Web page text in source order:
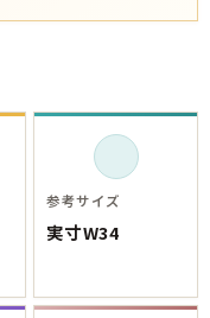
参考サイズ
実寸W34